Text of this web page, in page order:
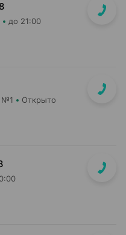
до 21:00
№1 Открыто